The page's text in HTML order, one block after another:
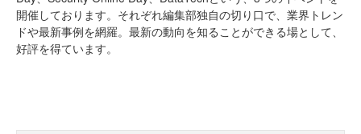
開催しております。それぞれ編集部独自の切り口で、業界トレン
ドや最新事例を網羅。最新の動向を知ることができる場として、
好評を得ています。